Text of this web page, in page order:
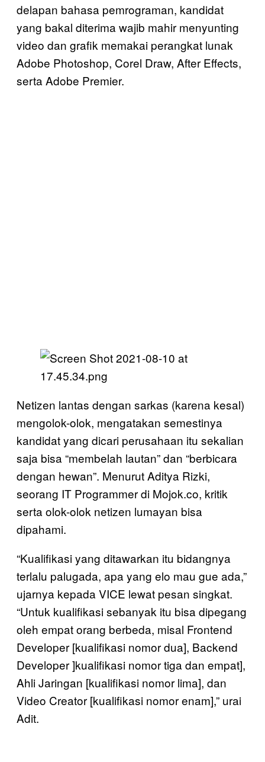
delapan bahasa pemrograman, kandidat
yang bakal diterima wajib mahir menyunting
video dan grafik memakai perangkat lunak
Adobe Photoshop, Corel Draw, After Effects,
serta Adobe Premier.
Netizen lantas dengan sarkas (karena kesal)
mengolok-olok, mengatakan semestinya
kandidat yang dicari perusahaan itu sekalian
saja bisa “membelah lautan” dan “berbicara
dengan hewan”. Menurut Aditya Rizki,
seorang IT Programmer di Mojok.co, kritik
serta olok-olok netizen lumayan bisa
dipahami.
“Kualifikasi yang ditawarkan itu bidangnya
terlalu palugada, apa yang elo mau gue ada,”
ujarnya kepada VICE lewat pesan singkat.
“Untuk kualifikasi sebanyak itu bisa dipegang
oleh empat orang berbeda, misal Frontend
Developer [kualifikasi nomor dua], Backend
Developer ]kualifikasi nomor tiga dan empat],
Ahli Jaringan [kualifikasi nomor lima], dan
Video Creator [kualifikasi nomor enam],” urai
Adit.